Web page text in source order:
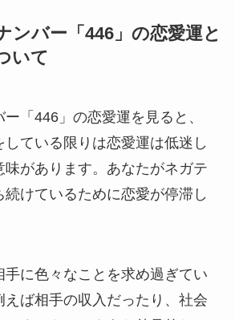
ンバー「446」の恋愛運と
いて
「446」の恋愛運を見ると、
している限りは恋愛運は低迷し
味があります。あなたがネガテ
続けているために恋愛が停滞し
手に色々なことを求め過ぎてい
えば相手の収入だったり、社会